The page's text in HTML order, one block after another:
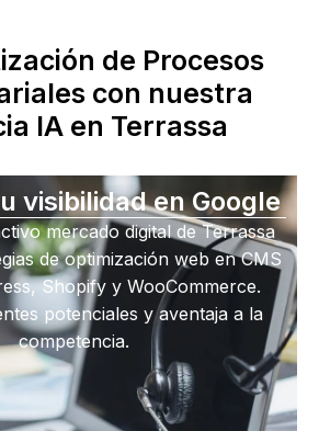
de Procesos
con nuestra
IA en Terrassa
visibilidad en Google
mercado digital de Terrassa
de optimización web en CMS
Shopify y WooCommerce.
potenciales y aventaja a la
competencia.